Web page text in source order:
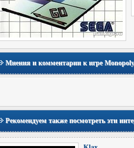
Мнения и комментарии к игре
Рекомендуем также посмотреть эти